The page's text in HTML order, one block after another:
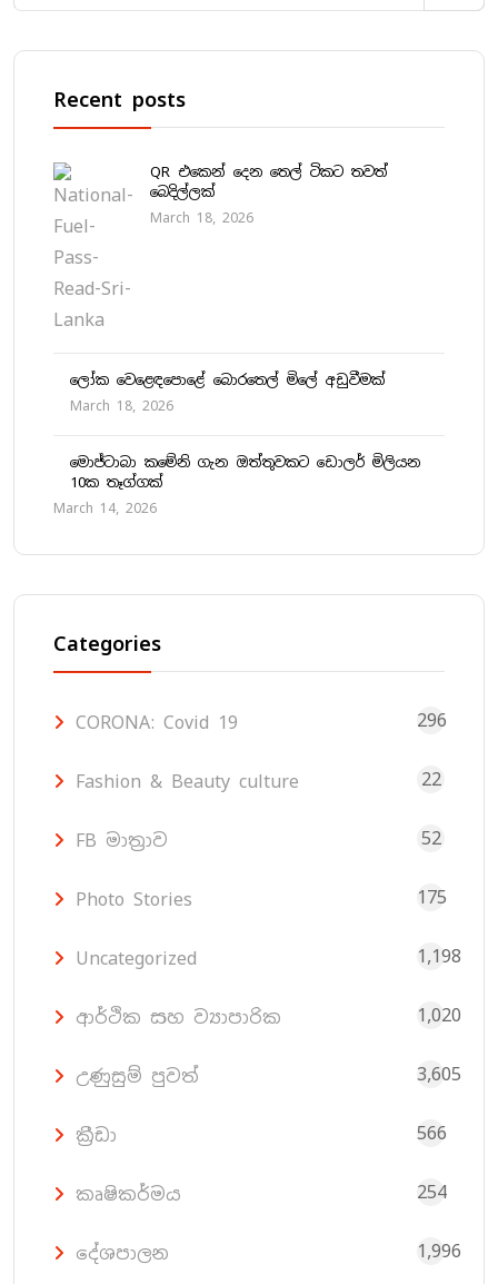
Recent posts
QR එකෙන් දෙන තෙල් ටිකට තවත්
බෙදිල්ලක්
March 18, 2026
ලෝක වෙළෙඳපොළේ බොරතෙල් මිලේ අඩුවීමක්
March 18, 2026
මොජ්ටාබා කමේනි ගැන ඔත්තුවකට ඩොලර් මිලියන
10ක තෑග්ගක්
March 14, 2026
Categories
CORONA: Covid 19 296
Fashion & Beauty culture 22
FB මාත්‍රාව 52
Photo Stories 175
Uncategorized 1,198
ආර්ථික සහ ව්‍යාපාරික 1,020
උණුසුම් පුවත් 3,605
ක්‍රීඩා 566
කෘෂිකර්මය 254
දේශපාලන 1,996